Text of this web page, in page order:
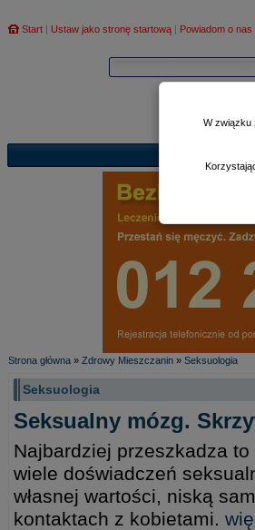
Start | Ustaw jako stronę startową | Powiadom o
Strona główna » Zdrowy Mieszczanin » Seksuologia
Seksuologia
Seksualny mózg.
Najbardziej przeszkadza to
wiele doświadczeń
własnej wartości, niską
kontaktach z kobietami.
W związku